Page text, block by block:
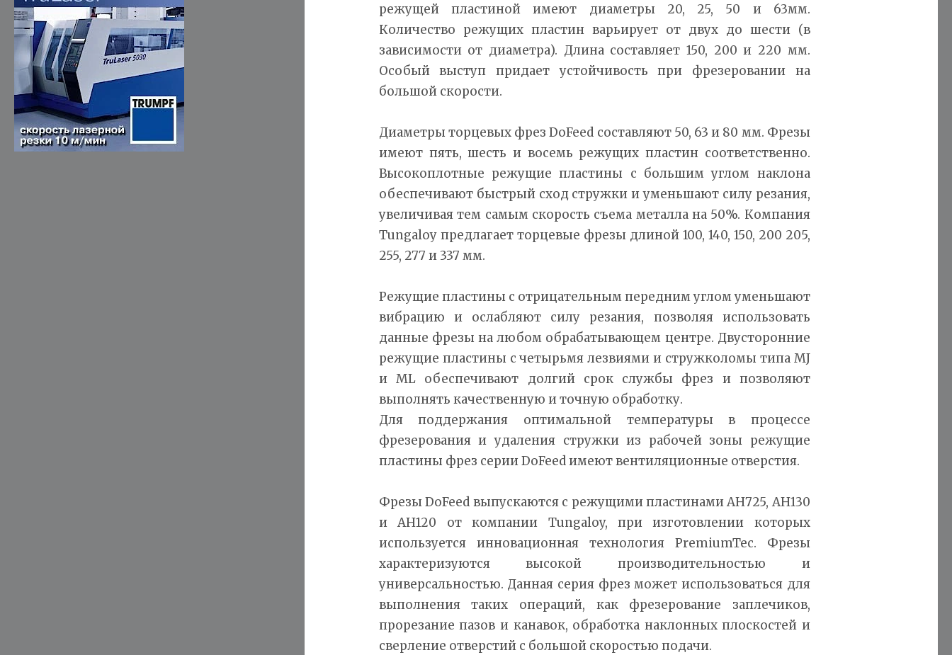
режущей пластиной имеют диаметры 20, 25, 50 и 63мм.
Количество режущих пластин варьирует от двух до шести (в
зависимости от диаметра). Длина составляет 150, 200 и 220 мм.
Особый выступ придает устойчивость при фрезеровании на
большой скорости.
Диаметры торцевых фрез DoFeed составляют 50, 63 и 80 мм. Фрезы
имеют пять, шесть и восемь режущих пластин соответственно.
Высокоплотные режущие пластины с большим углом наклона
обеспечивают быстрый сход стружки и уменьшают силу резания,
увеличивая тем самым скорость съема металла на 50%. Компания
Tungaloy предлагает торцевые фрезы длиной 100, 140, 150, 200 205,
255, 277 и 337 мм.
Режущие пластины с отрицательным передним углом уменьшают
вибрацию и ослабляют силу резания, позволяя использовать
данные фрезы на любом обрабатывающем центре. Двусторонние
режущие пластины с четырьмя лезвиями и стружколомы типа MJ
и ML обеспечивают долгий срок службы фрез и позволяют
выполнять качественную и точную обработку.
Для поддержания оптимальной температуры в процессе
фрезерования и удаления стружки из рабочей зоны режущие
пластины фрез серии DoFeed имеют вентиляционные отверстия.
Фрезы DoFeed выпускаются с режущими пластинами AH725, AH130
и AH120 от компании Tungaloy, при изготовлении которых
используется инновационная технология PremiumTec. Фрезы
характеризуются высокой производительностью и
универсальностью. Данная серия фрез может использоваться для
выполнения таких операций, как фрезерование заплечиков,
прорезание пазов и канавок, обработка наклонных плоскостей и
сверление отверстий с большой скоростью подачи.